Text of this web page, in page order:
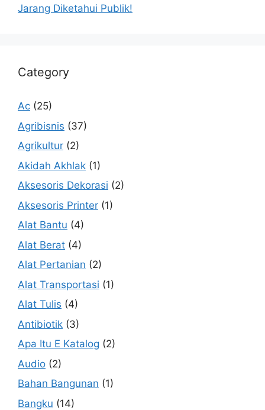
Jarang Diketahui Publik!
Category
Ac (25)
Agribisnis (37)
Agrikultur (2)
Akidah Akhlak (1)
Aksesoris Dekorasi (2)
Aksesoris Printer (1)
Alat Bantu (4)
Alat Berat (4)
Alat Pertanian (2)
Alat Transportasi (1)
Alat Tulis (4)
Antibiotik (3)
Apa Itu E Katalog (2)
Audio (2)
Bahan Bangunan (1)
Bangku (14)